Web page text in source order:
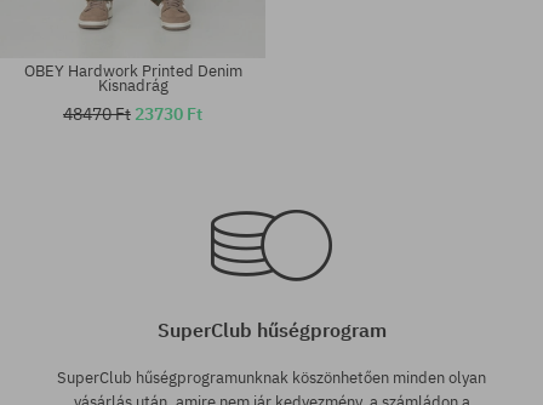
32; 33
OBEY Hardwork Printed Denim
Kisnadrág
48470 Ft 23730 Ft
SuperClub hűségprogram
SuperClub hűségprogramunknak köszönhetően minden olyan